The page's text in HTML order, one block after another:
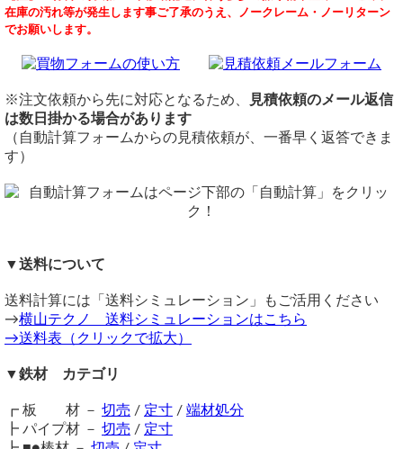
の切り売りです。
ミガキ材なので表面はつるりとして光沢があります。
シャフトや機械工作等などあらゆる用途にご利用ください。
重量1.0kg当りの基準単価830円（単価倍率1.00）税込
購入材料価格は希望切断寸法重量による価格となります。
ただし品サイズにより単価倍率が違います。
がございますので、予めご了承ください。
在庫不足の場合は取り寄せとなるため納期に＋数日を要しま
工業用鋼材となりますので、材料の移動・切断・加工・配送
い。
商品の返品・交換はお受けできません。
購入方法
試算結果を確認後、買い物カートに追加して注文フォームへ
とお進みください。
ご注文メール返信にて送料・振込先等をご連絡いたします。
自動計算フォームでの試算ができない場合や複雑な加工を伴
規格/定尺
SS400:JIS-G3101またはJIS-G3108
S45C:JIS-G4051
定尺：2,000～4,000mm
※品サイズによって定尺が違います。4H～5Hは定尺2mまで
となります。
切断
切断費：150円/本～
備考
メーカー切断取り寄せの場合、切断寸法誤差はプラス目（＋
ら>>
⇒ ミガキ六角棒(SS400) 定寸販売
⇒ ミガキ六角棒(S45C)ハガネ材 定寸販売
⇒ アルミ 六角棒 G21(A2011相当品)材 切り売り
⇒ 真鍮 六角棒 C3604B(快削黄銅) 切り売り
（ 2025/04/20 ）
はじめまして、
6角材 35mmx1000mm加工費及び
山梨県北杜市迄の送料込総額は
お幾らになりますか？
メーカー見積中
横山テクノ（ 2025/04/21 ）
6角棒にねじ切り加工をお願いできますでしょうか？
（ 2025/03/09 ）
8H,9Hの6角棒にねじ切り加工をお願いしたいのですが、
ご対応いただくことは可能でしょうか？
ねじ切りサイズは、対応可能な範囲で可能です。
何ミリのボルトが入るかは、教えていただければOkです。
何卒よろしくお願い申し上げます。
六角棒のおねじ切り加工は対応不可です。
在庫の汚れ等が発生します事ご了承のうえ、ノークレーム・ノーリターン
でお願いします。
※注文依頼から先に対応となるため、
見積依頼のメール返信
は数日掛かる場合があります
（自動計算フォームからの見積依頼が、一番早く返答できま
す）
▼送料について
送料計算には「送料シミュレーション」もご活用ください
→横山テクノ 送料シミュレーションはこちら
→送料表（クリックで拡大）
▼鉄材 カテゴリ
┏ 板 材 － 切売 / 定寸 / 端材処分
┣ パイプ材 － 切売 / 定寸